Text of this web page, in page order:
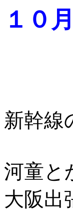
１０
新幹線
河童と
大阪出